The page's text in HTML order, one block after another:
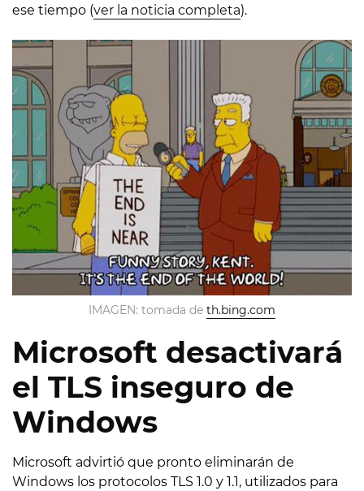
ese tiempo (ver la noticia completa).
IMAGEN: tomada de th.bing.com
Microsoft desactivará
el TLS inseguro de
Windows
Microsoft advirtió que pronto eliminarán de
Windows los protocolos TLS 1.0 y 1.1, utilizados para